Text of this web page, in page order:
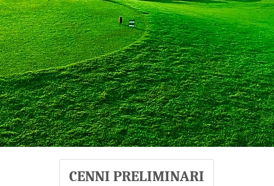
CENNI PRELIMINARI